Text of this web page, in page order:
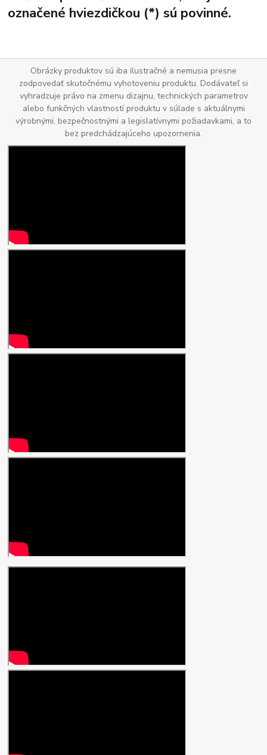
označené hviezdičkou (*) sú povinné.
Obrázky produktov sú iba ilustračné a nemusia presne
zodpovedať skutočnému vyhotoveniu produktu. Dodávateľ si
vyhradzuje právo na zmenu dizajnu, technických parametrov
alebo funkčných vlastností produktu v súlade s aktuálnymi
výrobnými, bezpečnostnými a legislatívnymi požiadavkami, a to
bez predchádzajúceho upozornenia.